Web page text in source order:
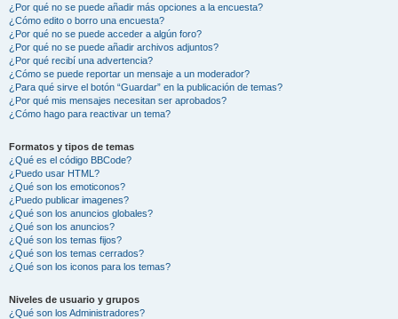
¿Por qué no se puede añadir más opciones a la encuesta?
¿Cómo edito o borro una encuesta?
¿Por qué no se puede acceder a algún foro?
¿Por qué no se puede añadir archivos adjuntos?
¿Por qué recibí una advertencia?
¿Cómo se puede reportar un mensaje a un moderador?
¿Para qué sirve el botón “Guardar” en la publicación de temas?
¿Por qué mis mensajes necesitan ser aprobados?
¿Cómo hago para reactivar un tema?
Formatos y tipos de temas
¿Qué es el código BBCode?
¿Puedo usar HTML?
¿Qué son los emoticonos?
¿Puedo publicar imagenes?
¿Qué son los anuncios globales?
¿Qué son los anuncios?
¿Qué son los temas fijos?
¿Qué son los temas cerrados?
¿Qué son los iconos para los temas?
Niveles de usuario y grupos
¿Qué son los Administradores?